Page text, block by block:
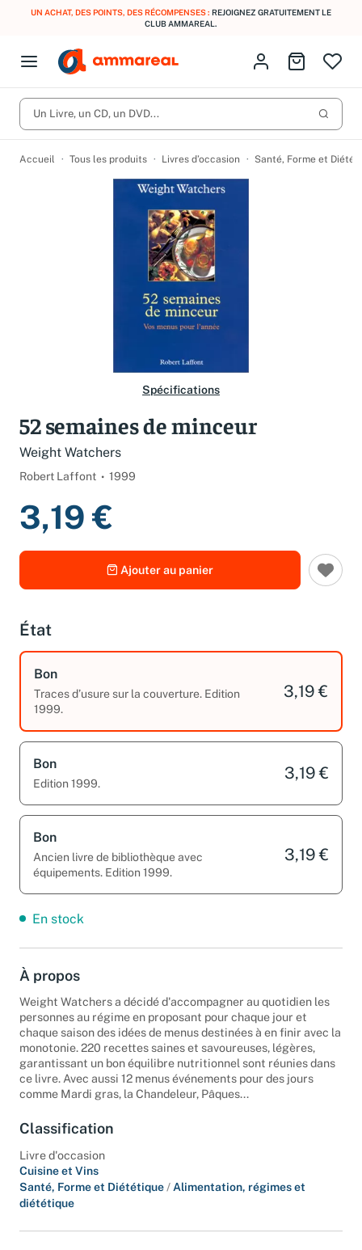
UN ACHAT, DES POINTS, DES RÉCOMPENSES : REJOIGNEZ GRATUITEMENT LE
CLUB AMMAREAL.
Open menu
Fermer le menu
CD d'occasion
Vinyles d'occasion
Produits Catégories
Vous n'avez pas trouvé l'article que vous cherchiez ?
Activez les notifications dans votre compte pour être alerté dès
qu'il est en stock.
Créer une alerte
Identifiez-vous
Aller au
Un Livre, un CD, un DVD...
Accueil Tous les produits Livres d’occasion Santé, Forme et
Spécifications
52 semaines de minceur
Weight Watchers
Robert Laffont 1999
3,19 €
Ajouter au panier
État
Bon
Traces d’usure sur la couverture. Edition
1999.
3,19 €
Bon
Edition 1999.
3,19 €
Bon
Ancien livre de bibliothèque avec
équipements. Edition 1999.
3,19 €
En stock
À propos
Weight Watchers a décidé d'accompagner au quotidien les
personnes au régime en proposant pour chaque jour et
chaque saison des idées de menus destinées à en finir avec la
monotonie. 220 recettes saines et savoureuses, légères,
garantissant un bon équilibre nutritionnel sont réunies dans
ce livre. Avec aussi 12 menus événements pour des jours
comme Mardi gras, la Chandeleur, Pâques...
Classification
Livre d'occasion
Cuisine et Vins
Santé, Forme et Diététique / Alimentation, régimes et
diététique